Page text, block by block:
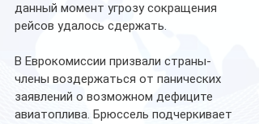
данный момент угрозу сокращения
рейсов удалось сдержать.
В Еврокомиссии призвали страны-
члены воздержаться от панических
заявлений о возможном дефиците
авиатоплива. Брюссель подчеркивает